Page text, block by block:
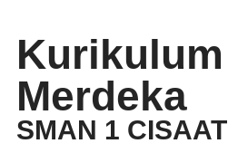
Kurikulum
Merdeka
SMAN 1 CISAAT